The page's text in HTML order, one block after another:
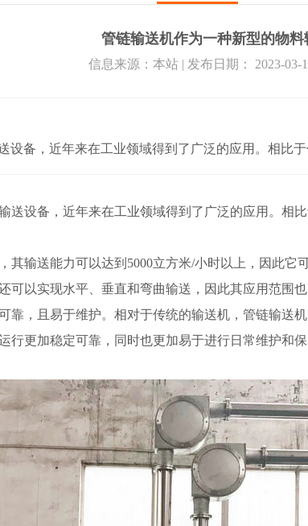
管链输送机作为一种新型的物
信息来源：本站 | 发布日期： 2023-03-
设备，近年来在工业领域得到了广泛的应用。相比
送设备，近年来在工业领域得到了广泛的应用。相
输送能力可以达到5000立方米/小时以上，因此它
可以实现水平、垂直和弯曲输送，因此其应用范围也
，且易于维护。相对于传统的输送机，管链输送
行更加稳定可靠，同时也更加易于进行日常维护和保